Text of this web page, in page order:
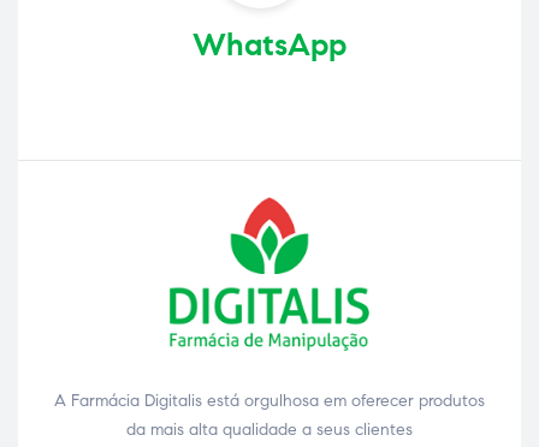
WhatsApp
A Farmácia Digitalis está orgulhosa em oferecer produtos
da mais alta qualidade a seus clientes